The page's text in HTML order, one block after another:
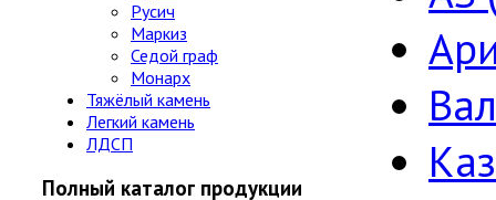
Русич
Маркиз
Седой граф
Монарх
Тяжёлый камень
Легкий камень
ЛДСП
Полный каталог продукции